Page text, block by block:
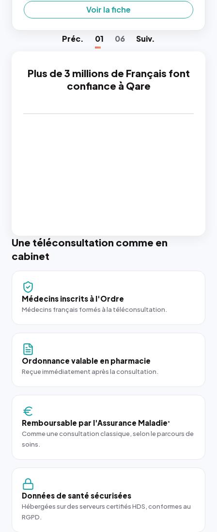
Voir la fiche
Préc. 01 06 Suiv.
Plus de 3 millions de Français font
confiance à Qare
Une téléconsultation comme en
cabinet
Médecins inscrits à l'Ordre
Médecins français formés à la téléconsultation.
Ordonnance valable en pharmacie
Reçue immédiatement après la consultation.
Remboursable par l'Assurance Maladie*
Comme une consultation classique, selon le parcours de
soins.
Données de santé sécurisées
Hébergées sur des serveurs certifiés HDS, conformes au
RGPD.